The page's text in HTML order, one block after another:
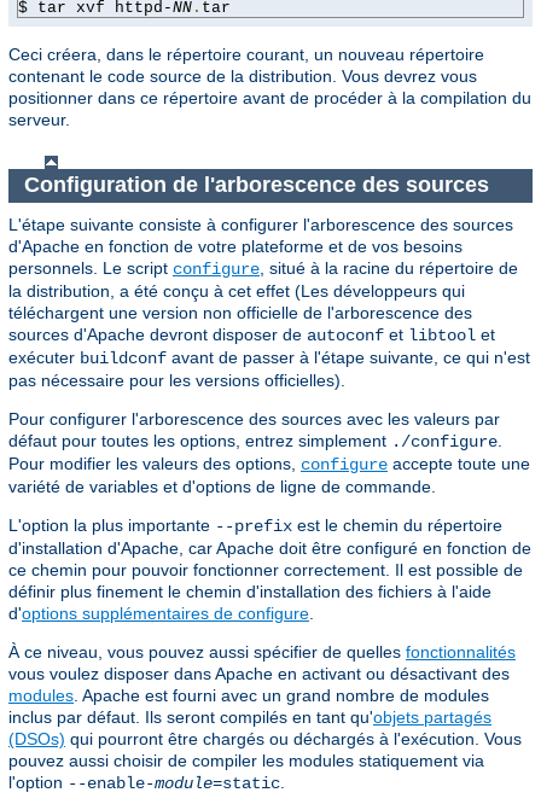
$ tar xvf httpd-NN . tar
Ceci créera, dans le répertoire courant, un nouveau répertoire
contenant le code source de la distribution. Vous devrez vous
positionner dans ce répertoire avant de procéder à la compilation du
serveur.
Configuration de l'arborescence des sources
L'étape suivante consiste à configurer l'arborescence des sources
d'Apache en fonction de votre plateforme et de vos besoins
personnels. Le script configure , situé à la racine du répertoire de
la distribution, a été conçu à cet effet (Les développeurs qui
téléchargent une version non officielle de l'arborescence des
sources d'Apache devront disposer de autoconf et libtool et
exécuter buildconf avant de passer à l'étape suivante, ce qui n'est
pas nécessaire pour les versions officielles).
Pour configurer l'arborescence des sources avec les valeurs par
défaut pour toutes les options, entrez simplement ./configure
Pour modifier les valeurs des options, configure accepte toute une
variété de variables et d'options de ligne de commande.
L'option la plus importante --prefix est le chemin du répertoire
d'installation d'Apache, car Apache doit être configuré en fonction de
ce chemin pour pouvoir fonctionner correctement. Il est possible de
définir plus finement le chemin d'installation des fichiers à l'aide
d'options supplémentaires de configure
À ce niveau, vous pouvez aussi spécifier de quelles fonctionnalités
vous voulez disposer dans Apache en activant ou désactivant des
modules . Apache est fourni avec un grand nombre de modules
inclus par défaut. Ils seront compilés en tant qu'objets partagés
(DSOs) qui pourront être chargés ou déchargés à l'exécution. Vous
pouvez aussi choisir de compiler les modules statiquement via
l'option --enable-module=static